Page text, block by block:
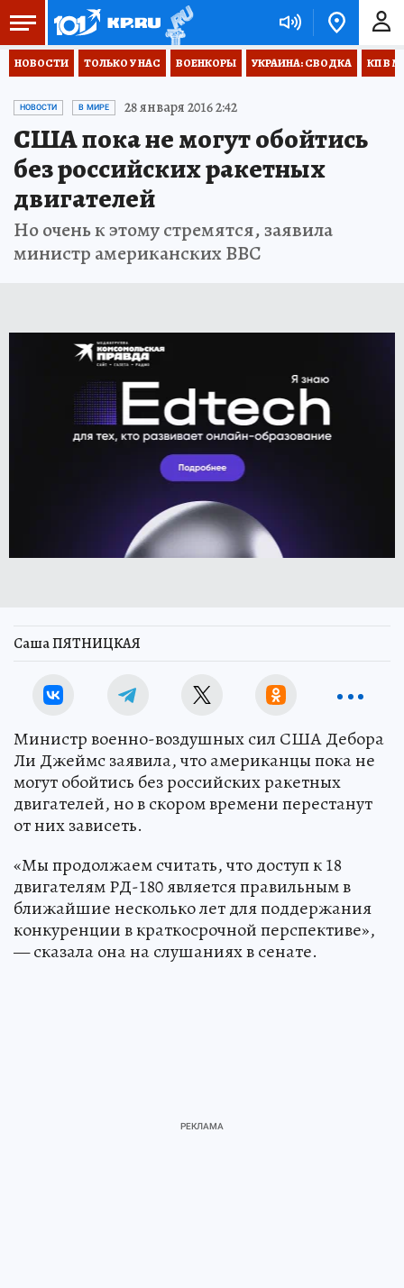
НОВОСТИ ТОЛЬКО У НАС ВОЕНКОРЫ УКРАИНА: СВОДКА КП В
НОВОСТИ В МИРЕ 28 января 2016 2:42
США пока не могут обойтись
без российских ракетных
двигателей
Но очень к этому стремятся, заявила
министр американских ВВС
Саша ПЯТНИЦКАЯ
Министр военно-воздушных сил США Дебора
Ли Джеймс заявила, что американцы пока не
могут обойтись без российских ракетных
двигателей, но в скором времени перестанут
от них зависеть.
«Мы продолжаем считать, что доступ к 18
двигателям РД-180 является правильным в
ближайшие несколько лет для поддержания
конкуренции в краткосрочной перспективе»,
— сказала она на слушаниях в сенате.